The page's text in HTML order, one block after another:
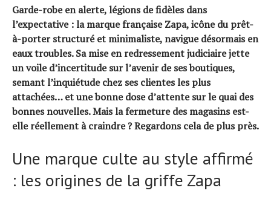
Garde-robe en alerte, légions de fidèles dans
l’expectative : la marque française Zapa, icône du prêt-
à-porter structuré et minimaliste, navigue désormais en
eaux troubles. Sa mise en redressement judiciaire jette
un voile d’incertitude sur l’avenir de ses boutiques,
semant l’inquiétude chez ses clientes les plus
attachées… et une bonne dose d’attente sur le quai des
bonnes nouvelles. Mais la fermeture des magasins est-
elle réellement à craindre ? Regardons cela de plus près.
Une marque culte au style affirmé
: les origines de la griffe Zapa
Actualités
Technologies
Tests de produits
Tendances
Tous nos articles